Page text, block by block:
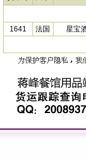
1641 法国 星宝